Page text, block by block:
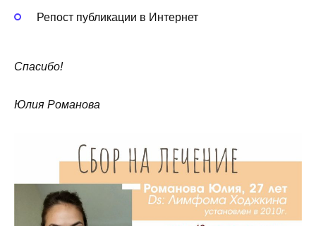
Репост публикации в Интернет
Спасибо!
Юлия Романова